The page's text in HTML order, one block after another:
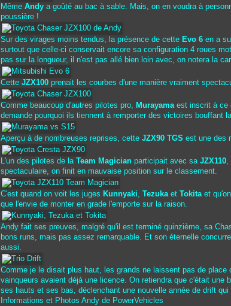
Même Andy a goûté au bac à sable. Mais, on en voudra à
poussière !
Sur des virages moins tendus, la présence de cette Evo 6 en a
surtout que celle-ci conservait encore sa configuration 4 roues
pas sur la longueur, il n'est pas allé bien loin avec, on notera la
Cette JZX100 prenait les courbes d'une manière vraiment
Comme beaucoup d'autres pilotes pro, Murayamaest inscrit à ce
demande pourquoi ils tiennent à remporter des victoires bouffant
Aperçu à de nombreuses reprises, cette JZX90 TGS est une des
L'un des pilotes de la Team Magician participait avec sa JZX110,
spectaculaire, on finit en mauvaise position sur le classement.
C'est quand on voit les juges Kunnyaki, Tezukaet Tokitaet
que l'envie de monter en grade l'emporte sur la raison.
Andy fait ses preuves, malgré qu'il est terminé quinzième, sa
bons runs, mais pas assez remarquable. Et son éternelle
aussi.
Comme je le disait plus haut, les grands ne laissent pas de
vainqueurs avaient déjà une licence. On retiendra que c'était une
ses hauts et ses bas, déclenchant une nouvelle année de drift
Informations et Photos Andy de PowerVehicles